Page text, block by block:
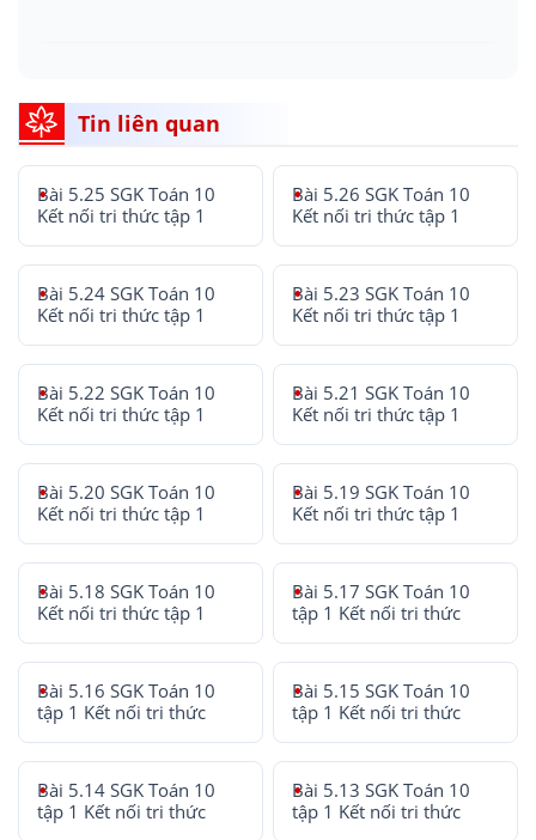
Tin liên quan
Bài 5.25 SGK Toán 10
Kết nối tri thức tập 1
Bài 5.26 SGK Toán 10
Kết nối tri thức tập 1
Bài 5.24 SGK Toán 10
Kết nối tri thức tập 1
Bài 5.23 SGK Toán 10
Kết nối tri thức tập 1
Bài 5.22 SGK Toán 10
Kết nối tri thức tập 1
Bài 5.21 SGK Toán 10
Kết nối tri thức tập 1
Bài 5.20 SGK Toán 10
Kết nối tri thức tập 1
Bài 5.19 SGK Toán 10
Kết nối tri thức tập 1
Bài 5.18 SGK Toán 10
Kết nối tri thức tập 1
Bài 5.17 SGK Toán 10
tập 1 Kết nối tri thức
Bài 5.16 SGK Toán 10
tập 1 Kết nối tri thức
Bài 5.15 SGK Toán 10
tập 1 Kết nối tri thức
Bài 5.14 SGK Toán 10
tập 1 Kết nối tri thức
Bài 5.13 SGK Toán 10
tập 1 Kết nối tri thức